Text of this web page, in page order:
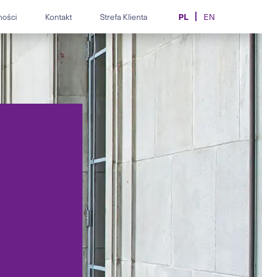
i compliance
i zbiorowo.
AI,
IT.
Obsługa prawna producentów,
importerów i dealerów
motoryzacji.
Kontrakty, transfery i spory w
sporcie i e-sporcie.
MiCA, AML/CFT, licencje CASP
i doradztwo dla firm krypto.
Obsługa prawna branży
kosmetycznej i medycyny
estetycznej.
Kontakt Strefa Klienta PL EN